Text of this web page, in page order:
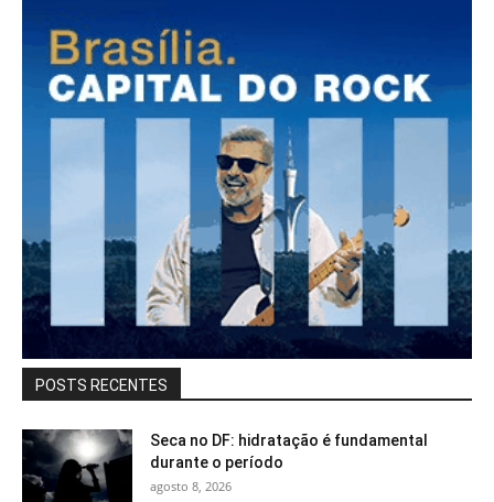
POSTS RECENTES
Seca no DF: hidratação é fundamental
durante o período
agosto 8, 2026